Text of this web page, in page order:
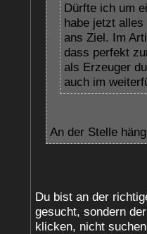
Dürfte ich um
habe jetzt
ans Ziel. Im
dass perfekt
als Erzeuger
auch im
An der Stelle
Du bist an der
gesucht, sondern
klicken, nicht